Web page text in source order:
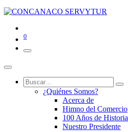
0
¿Quiénes Somos?
Acerca de
Himno del Comercio
100 Años de Historia
Nuestro Presidente